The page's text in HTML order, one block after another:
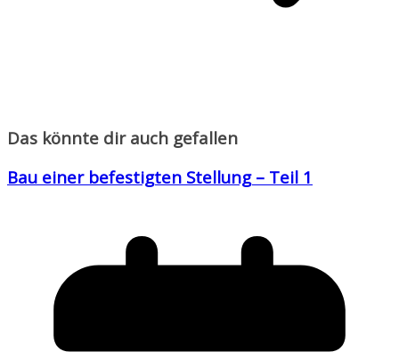
Das könnte dir auch gefallen
Bau einer befestigten Stellung – Teil 1